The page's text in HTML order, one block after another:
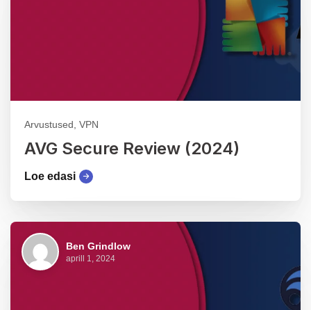
Arvustused, VPN
AVG Secure Review (2024)
Loe edasi
Ben Grindlow
aprill 1, 2024